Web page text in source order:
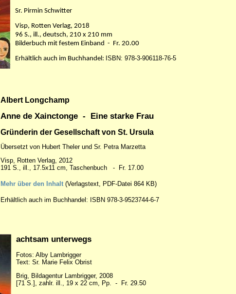
Sr. Pirmin Schwitter
Visp, Rotten Verlag, 2018
96 S., ill., deutsch, 210 x 210 mm
Bilderbuch mit festem Einband - Fr. 20.00
Erhältlich auch im Buchhandel: ISBN: 978-3-906118-76-5
Albert Longchamp
Anne de Xainctonge - Eine starke Frau
Gründerin der Gesellschaft von St. Ursula
Übersetzt von Hubert Theler und Sr. Petra Marzetta
Visp, Rotten Verlag, 2012
191 S., ill., 17.5x11 cm, Taschenbuch - Fr. 17.00
Mehr über den Inhalt (Verlagstext, PDF-Datei 864 KB)
Erhältlich auch im Buchhandel: ISBN 978-3-9523744-6-7
achtsam unterwegs
Fotos: Alby Lambrigger
Text: Sr. Marie Felix Obrist
Brig, Bildagentur Lambrigger, 2008
[71 S.], zahlr. ill., 19 x 22 cm, Pp. - Fr. 29.50